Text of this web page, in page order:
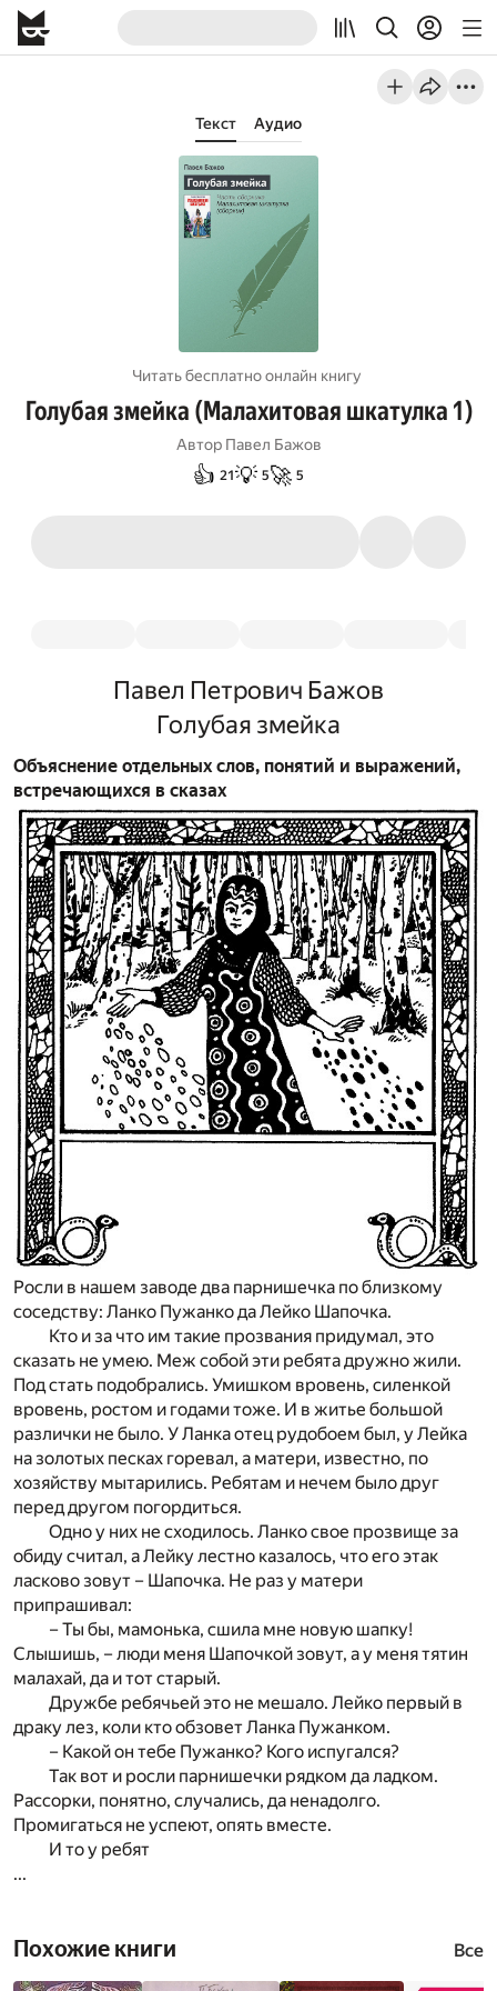
Текст Аудио
Читать бесплатно онлайн книгу
Голубая змейка (Малахитовая шкатулка 1)
Автор Павел Бажов
👍 21💡 5🚀 5
Павел Петрович Бажов
Голубая змейка
Объяснение отдельных слов, понятий и выражений,
встречающихся в сказах
Росли в нашем заводе два парнишечка по близкому
соседству: Ланко Пужанко да Лейко Шапочка.
Кто и за что им такие прозвания придумал, это
сказать не умею. Меж собой эти ребята дружно жили.
Под стать подобрались. Умишком вровень, силенкой
вровень, ростом и годами тоже. И в житье большой
различки не было. У Ланка отец рудобоем был, у Лейка
на золотых песках горевал, а матери, известно, по
хозяйству мытарились. Ребятам и нечем было друг
перед другом погордиться.
Одно у них не сходилось. Ланко свое прозвище за
обиду считал, а Лейку лестно казалось, что его этак
ласково зовут – Шапочка. Не раз у матери
припрашивал:
– Ты бы, мамонька, сшила мне новую шапку!
Слышишь, – люди меня Шапочкой зовут, а у меня тятин
малахай, да и тот старый.
Дружбе ребячьей это не мешало. Лейко первый в
драку лез, коли кто обзовет Ланка Пужанком.
– Какой он тебе Пужанко? Кого испугался?
Так вот и росли парнишечки рядком да ладком.
Рассорки, понятно, случались, да ненадолго.
Промигаться не успеют, опять вместе.
И то у ребят
...
Похожие книги Все